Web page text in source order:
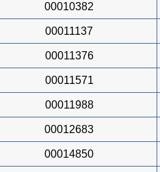
00010382
00011137
00011376
00011571
00011988
00012683
00014850